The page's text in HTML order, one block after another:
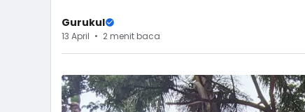
Gurukul
13 April 2 menit baca